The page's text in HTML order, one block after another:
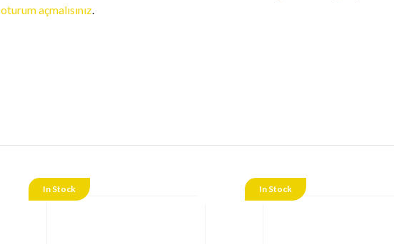
oturum açmalısınız.
In Stock In Stock